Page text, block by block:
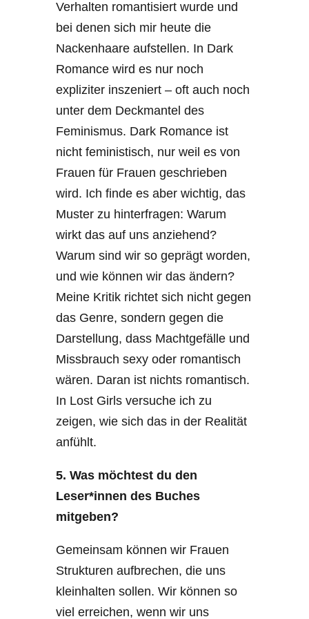
Verhalten romantisiert wurde und
bei denen sich mir heute die
Nackenhaare aufstellen. In Dark
Romance wird es nur noch
expliziter inszeniert – oft auch noch
unter dem Deckmantel des
Feminismus. Dark Romance ist
nicht feministisch, nur weil es von
Frauen für Frauen geschrieben
wird. Ich finde es aber wichtig, das
Muster zu hinterfragen: Warum
wirkt das auf uns anziehend?
Warum sind wir so geprägt worden,
und wie können wir das ändern?
Meine Kritik richtet sich nicht gegen
das Genre, sondern gegen die
Darstellung, dass Machtgefälle und
Missbrauch sexy oder romantisch
wären. Daran ist nichts romantisch.
In Lost Girls versuche ich zu
zeigen, wie sich das in der Realität
anfühlt.
5. Was möchtest du den
Leser*innen des Buches
mitgeben?
Gemeinsam können wir Frauen
Strukturen aufbrechen, die uns
kleinhalten sollen. Wir können so
viel erreichen, wenn wir uns